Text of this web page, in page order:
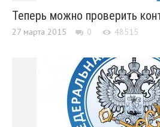
Теперь можно проверить
27 марта 2015 0 48515